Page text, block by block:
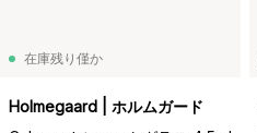
在庫残り僅か
Holmegaard | ホルムガード